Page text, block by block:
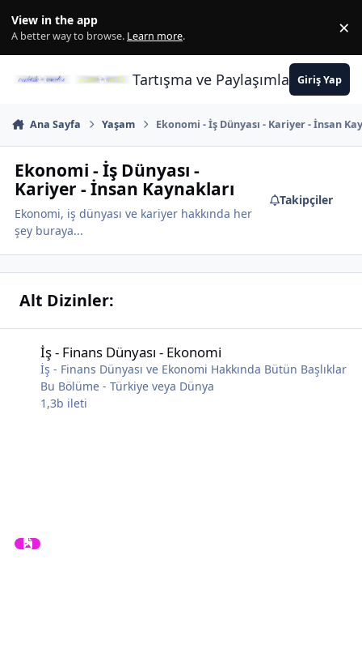
View in the app
A better way to browse. Learn more. ×
Tartışma ve PaylaşımlarınGiriş Yap
Ana Sayfa Yaşam Ekonomi - İş Dünyası - Kariyer - İnsan
Ekonomi - İş Dünyası -
Kariyer - İnsan Kaynakları
Ekonomi, iş dünyası ve kariyer hakkında her
şey buraya...
Takipçiler
Alt Dizinler:
İş - Finans Dünyası - Ekonomi
İş - Finans Dünyası ve Ekonomi Hakkında Bütün Başlıklar
Bu Bölüme - Türkiye veya Dünya
1,3b ileti